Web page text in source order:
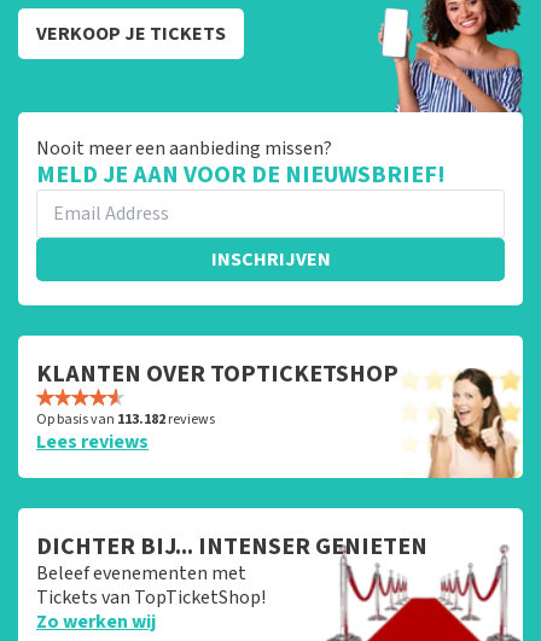
VERKOOP JE TICKETS
Nooit meer een aanbieding missen?
MELD JE AAN VOOR DE NIEUWSBRIEF!
INSCHRIJVEN
KLANTEN OVER TOPTICKETSHOP
Op basis van 113.182reviews
Lees reviews
DICHTER BIJ... INTENSER GENIETEN
Beleef evenementen met
Tickets van TopTicketShop!
Zo werken wij